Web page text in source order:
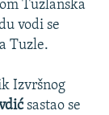
Tuzlanska
vodi se
Tuzle.
Izvršnog
sastao se